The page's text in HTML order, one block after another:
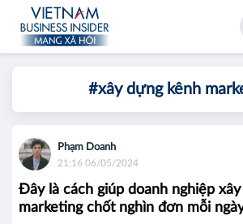
#xây dựng kênh
Phạm Doanh
21:16 06/05/2024
Đây là cách giúp doanh nghiệp
marketing chốt nghìn đơn mỗi